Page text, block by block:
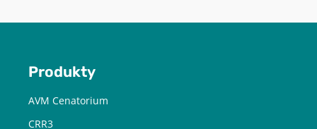
Produkty
AVM Cenatorium
CRR3